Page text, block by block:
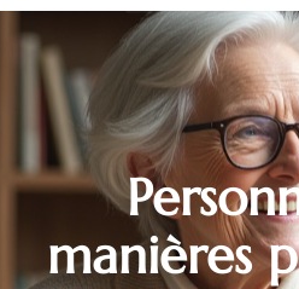
manières